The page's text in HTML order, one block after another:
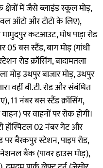
में जैसे ब्लाइंड स्कूल मोड़,
ऑटो और टोटो के लिए),
मामुदपुर कटआउट, घोष पाड़ा रोड
05 बस स्टैंड, बाग मोड़ (गांधी
रोड क्रॉसिंग, बादामतला
मोड़ उथपुर बाजार मोड़, उथपुर
वहीं बी.टी. रोड और संबंधित
11 नंबर बस स्टैंड क्रॉसिंग,
पर वाहनों पर रोक होगी।
हॉस्पिटल 02 नंबर गेट और
पर बैरकपुर स्टेशन, पाइप रोड,
नेशनल बैंक (पावर हाउस मोड़),